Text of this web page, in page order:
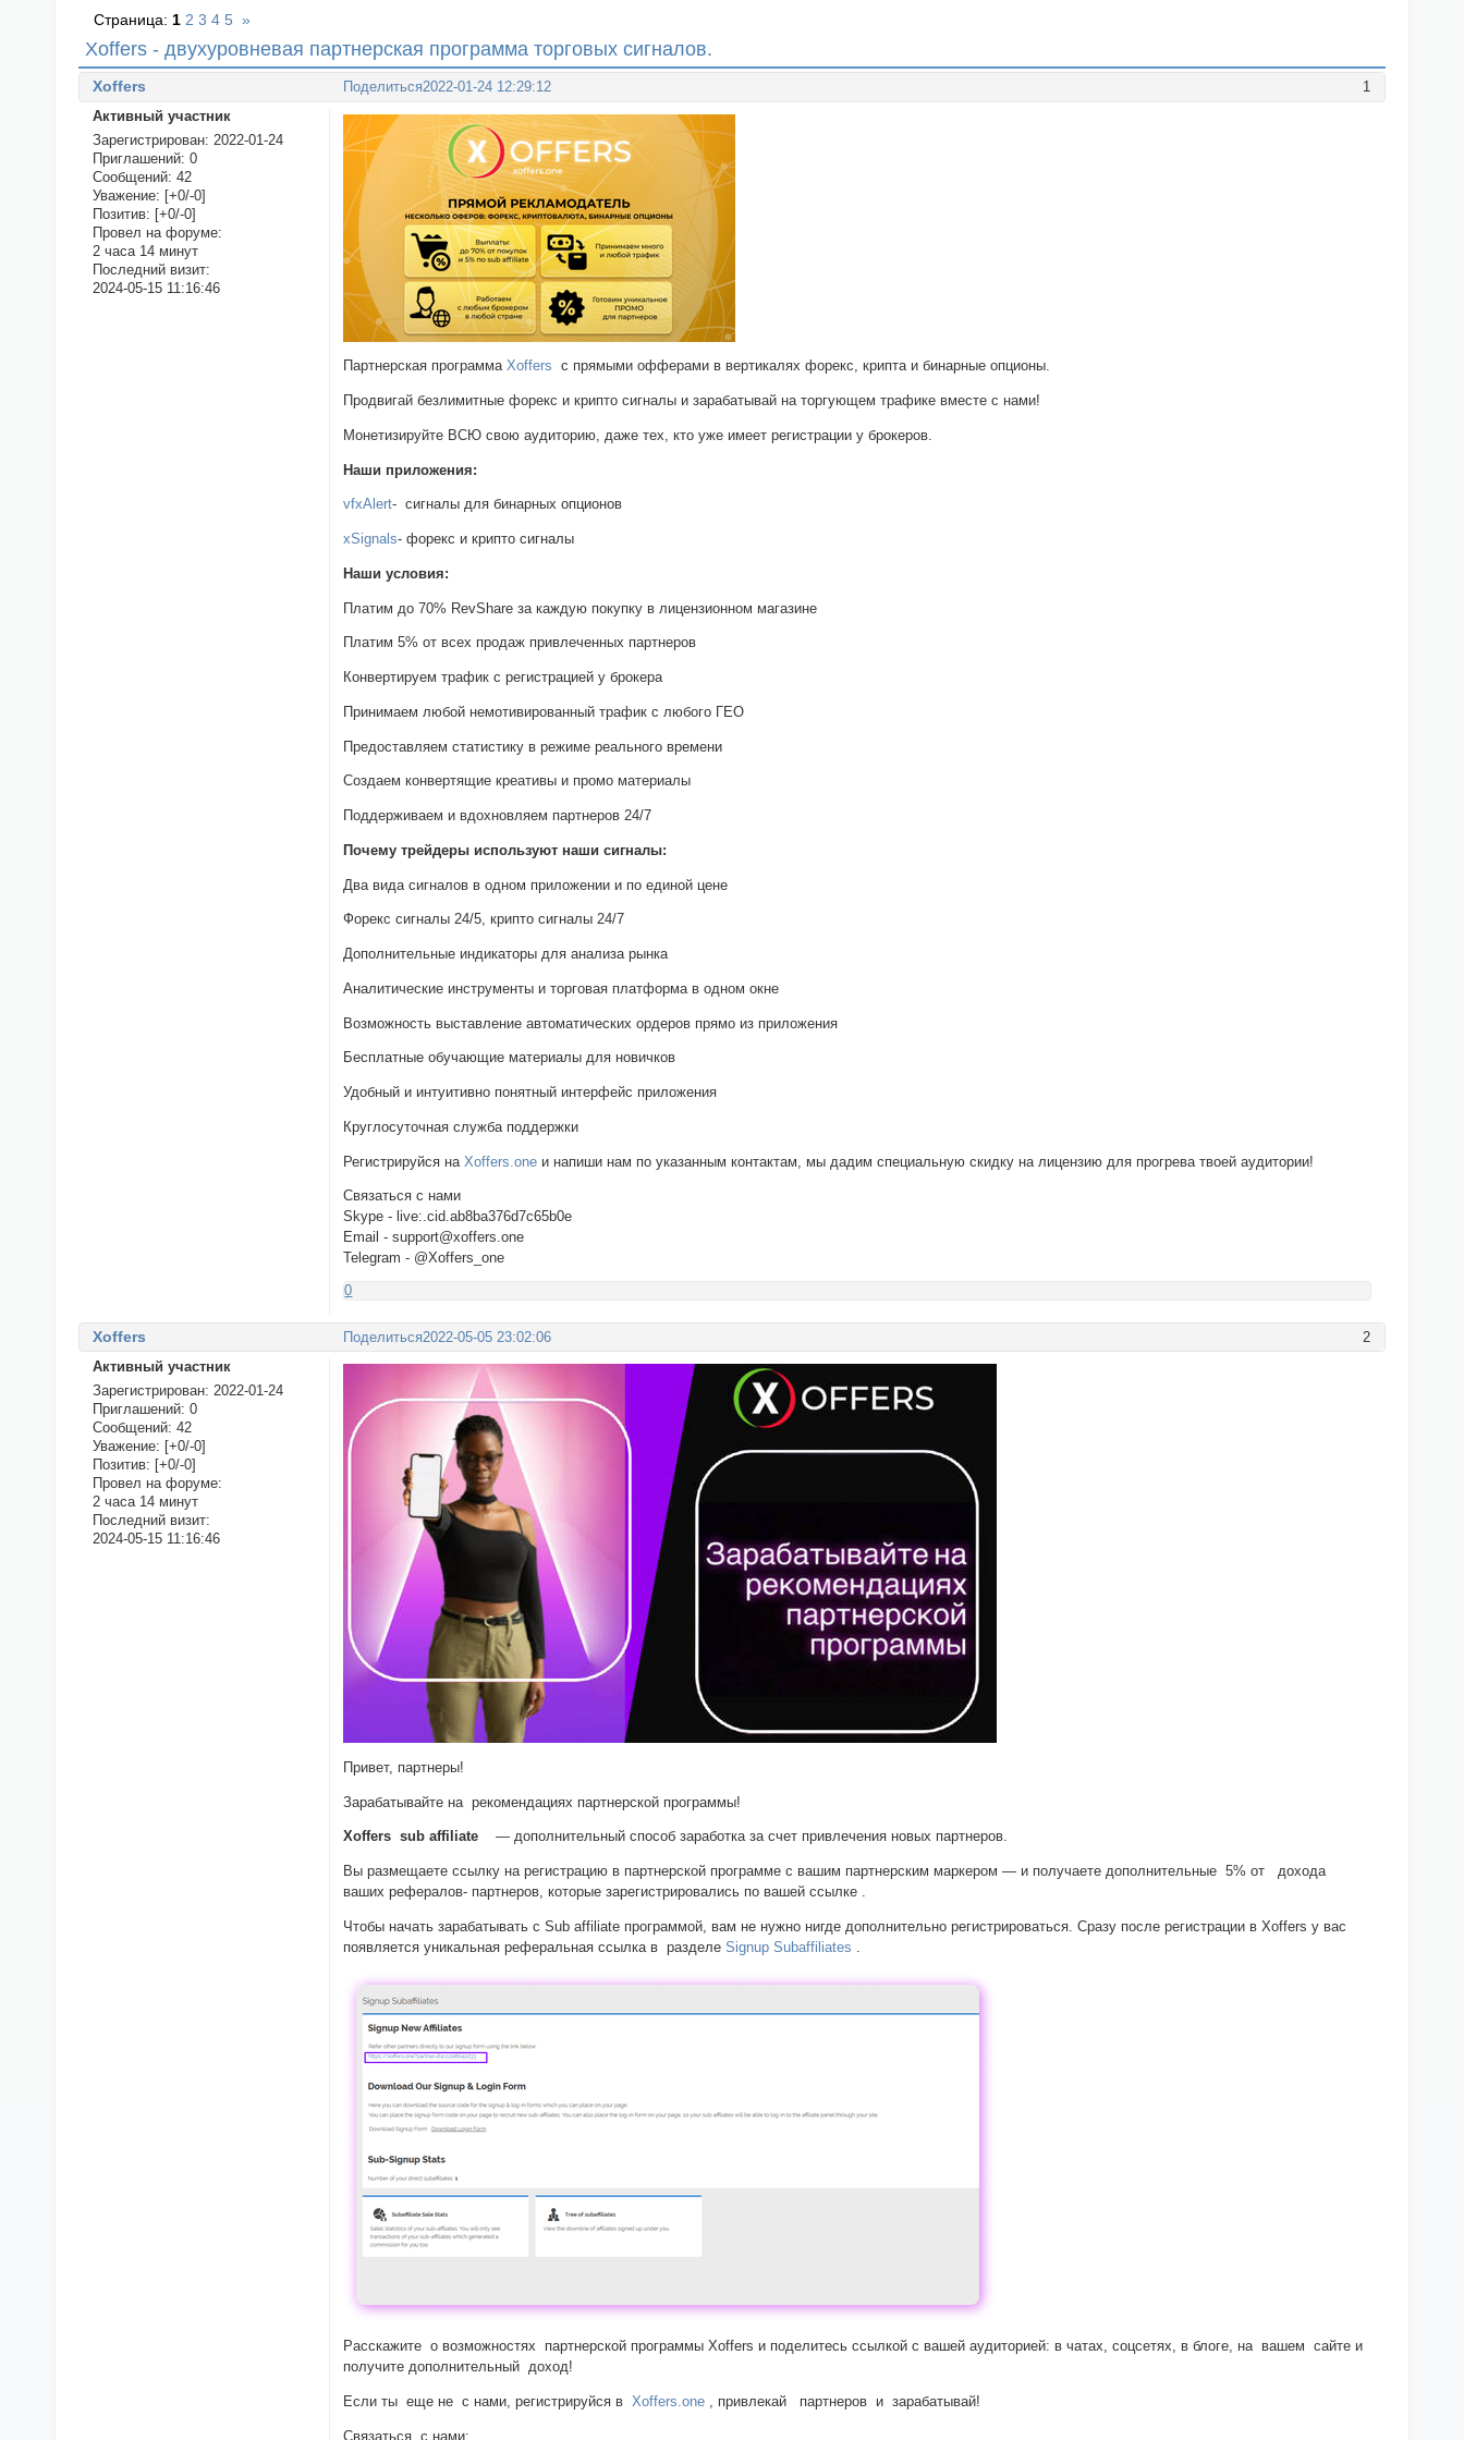
Xoffers - двухуровневая партнерская программа торговых сигналов.
Страница: 1 2 3 4 5 »
Поделиться 1
2022-01-24 12:29:12
Xoffers
Активный участник
Зарегистрирован: 2022-01-24
Приглашений: 0
Сообщений: 42
Уважение: [+0/-0]
Позитив: [+0/-0]
Провел на форуме:
2 часа 14 минут
Последний визит:
2024-05-15 11:16:46
Партнерская программаXoffers с прямыми офферами в вертикалях форекс, крипта и бинарные опционы.
Продвигай безлимитные форекс и крипто сигналы и зарабатывай на торгующем трафике вместе с нами!
Монетизируйте ВСЮ свою аудиторию, даже тех, кто уже имеет регистрации у брокеров.
Наши приложения:
vfxAlert- сигналы для бинарных опционов
xSignals- форекс и крипто сигналы
Наши условия:
Платим до 70% RevShare за каждую покупку в лицензионном магазине
Платим 5% от всех продаж привлеченных партнеров
Конвертируем трафик с регистрацией у брокера
Принимаем любой немотивированный трафик с любого ГЕО
Предоставляем статистику в режиме реального времени
Создаем конвертящие креативы и промо материалы
Поддерживаем и вдохновляем партнеров 24/7
Почему трейдеры используют наши сигналы:
Два вида сигналов в одном приложении и по единой цене
Форекс сигналы 24/5, крипто сигналы 24/7
Дополнительные индикаторы для анализа рынка
Аналитические инструменты и торговая платформа в одном окне
Возможность выставление автоматических ордеров прямо из приложения
Бесплатные обучающие материалы для новичков
Удобный и интуитивно понятный интерфейс приложения
Круглосуточная служба поддержки
Регистрируйся наXoffers.one и напиши нам по указанным контактам, мы дадим специальную скидку на лицензию для прогрева твоей аудитории!
Связаться с нами
Skype - live:.cid.ab8ba376d7c65b0e
Email - support@xoffers.one
Telegram - @Xoffers_one
0
Поделиться 2
2022-05-05 23:02:06
Xoffers
Активный участник
Зарегистрирован: 2022-01-24
Приглашений: 0
Сообщений: 42
Уважение: [+0/-0]
Позитив: [+0/-0]
Провел на форуме:
2 часа 14 минут
Последний визит:
2024-05-15 11:16:46
Привет, партнеры!
Зарабатывайте на рекомендациях партнерской программы!
Xoffers sub affiliate — дополнительный способ заработка за счет привлечения новых партнеров.
Вы размещаете ссылку на регистрацию в партнерской программе с вашим партнерским маркером — и получаете дополнительные 5% от дохода
ваших рефералов- партнеров, которые зарегистрировались по вашей ссылке .
Чтобы начать зарабатывать с Sub affiliate программой, вам не нужно нигде дополнительно регистрироваться. Сразу после регистрации в Xoffers у вас
появляется уникальная реферальная ссылка в разделеSignup Subaffiliates
Расскажите о возможностях партнерской программы Xoffers и поделитесь ссылкой с вашей аудиторией: в чатах, соцсетях, в блоге, на вашем сайте и
получите дополнительный доход!
Если ты еще не с нами, регистрируйся вXoffers.one , привлекай партнеров и зарабатывай!
Связаться с нами: